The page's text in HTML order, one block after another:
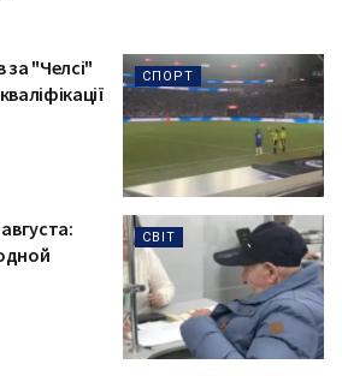
СПОРТ
за "Челсі"
СВІТ